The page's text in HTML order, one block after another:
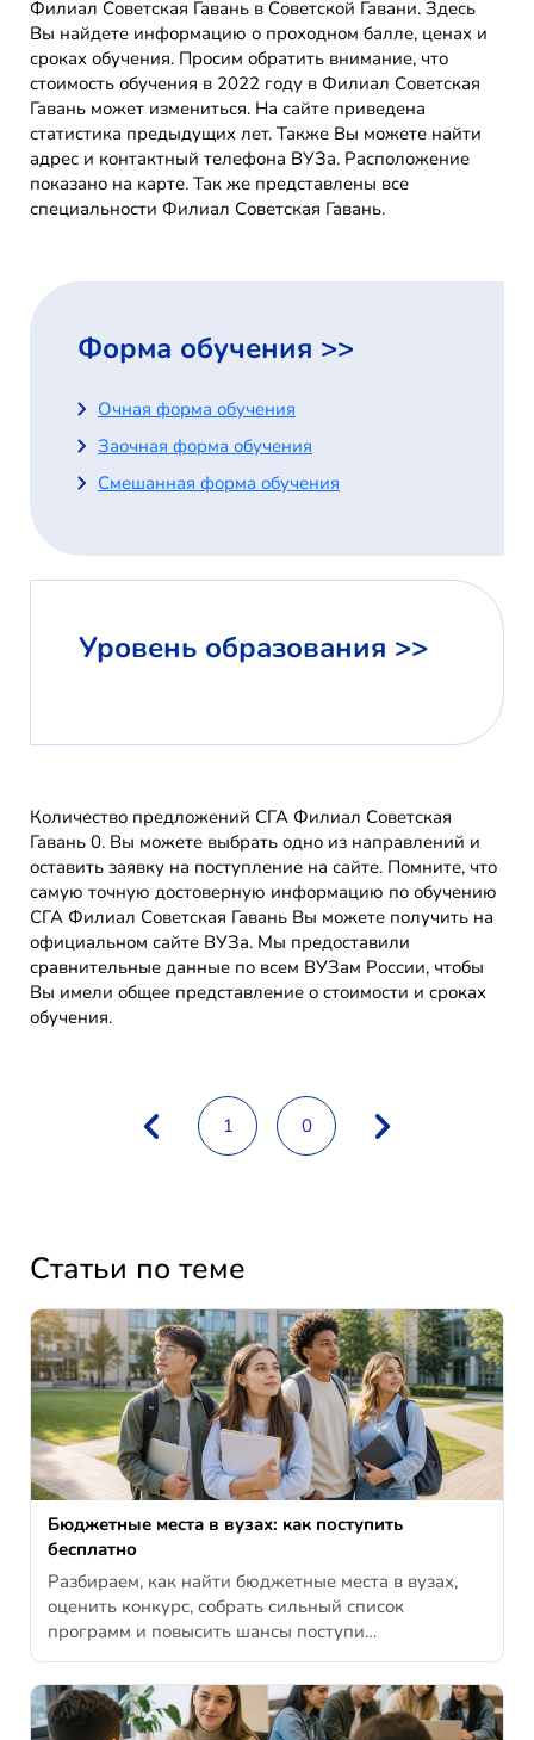
Филиал Советская Гавань в Советской Гавани. Здесь
Вы найдете информацию о проходном балле, ценах и
сроках обучения. Просим обратить внимание, что
стоимость обучения в 2022 году в Филиал Советская
Гавань может измениться. На сайте приведена
статистика предыдущих лет. Также Вы можете найти
адрес и контактный телефона ВУЗа. Расположение
показано на карте. Так же представлены все
специальности Филиал Советская Гавань.
Форма обучения >>
Очная форма обучения
Заочная форма обучения
Смешанная форма обучения
Уровень образования >>
Количество предложений СГА Филиал Советская
Гавань 0. Вы можете выбрать одно из направлений и
оставить заявку на поступление на сайте. Помните, что
самую точную достоверную информацию по обучению
СГА Филиал Советская Гавань Вы можете получить на
официальном сайте ВУЗа. Мы предоставили
сравнительные данные по всем ВУЗам России, чтобы
Вы имели общее представление о стоимости и сроках
обучения.
1 0
Статьи по теме
Бюджетные места в вузах: как поступить
бесплатно
Разбираем, как найти бюджетные места в вузах,
оценить конкурс, собрать сильный список
программ и повысить шансы поступи…